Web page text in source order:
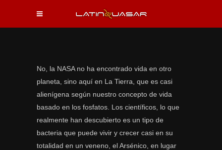
No, la NASA no ha encontrado vida en otro
planeta, sino aquí en La Tierra, que es casi
alienígena según nuestro concepto de vida
basado en los fosfatos. Los científicos, lo que
realmente han descubierto es un tipo de
bacteria que puede vivir y crecer casi en su
totalidad en un veneno, el Arsénico, en lugar